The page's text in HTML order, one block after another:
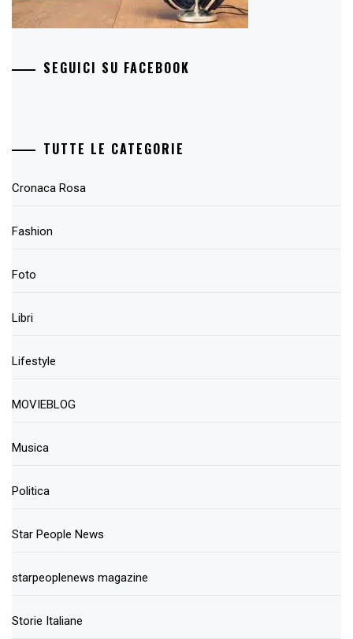
SEGUICI SU FACEBOOK
TUTTE LE CATEGORIE
Cronaca Rosa
Fashion
Foto
Libri
Lifestyle
MOVIEBLOG
Musica
Politica
Star People News
starpeoplenews magazine
Storie Italiane